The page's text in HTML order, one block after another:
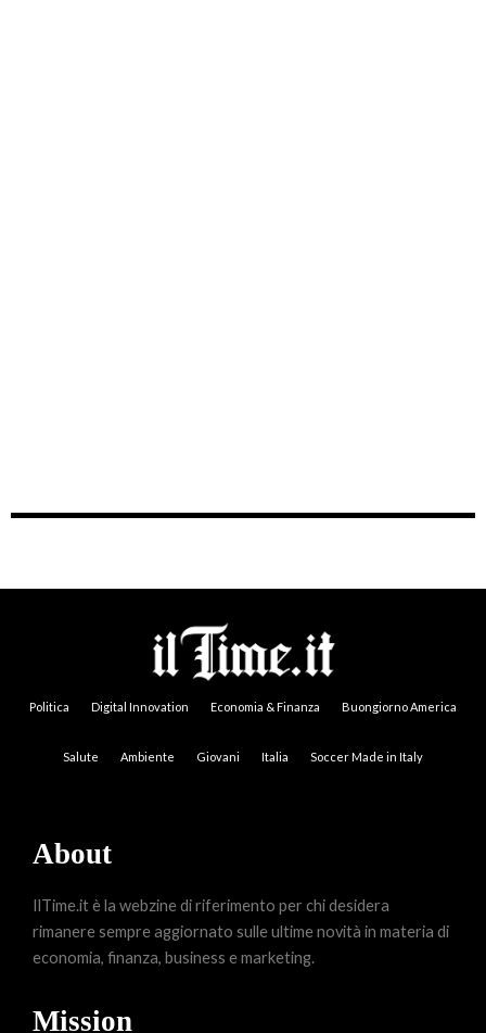
Politica Digital Innovation Economia & Finanza Buongiorno America
Salute Ambiente Giovani Italia Soccer Made in Italy
About
IlTime.it è la webzine di riferimento per chi desidera
rimanere sempre aggiornato sulle ultime novità in materia di
economia, finanza, business e marketing.
Mission